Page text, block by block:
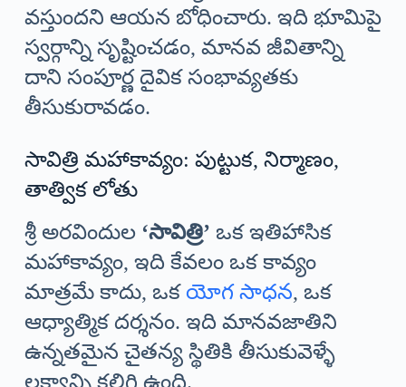
వస్తుందని ఆయన బోధించారు. ఇది భూమిపై
స్వర్గాన్ని సృష్టించడం, మానవ జీవితాన్ని
దాని సంపూర్ణ దైవిక సంభావ్యతకు
తీసుకురావడం.
సావిత్రి మహాకావ్యం: పుట్టుక, నిర్మాణం,
తాత్విక లోతు
శ్రీ అరవిందుల ‘సావిత్రి’ ఒక ఇతిహాసిక
మహాకావ్యం, ఇది కేవలం ఒక కావ్యం
మాత్రమే కాదు, ఒకయోగ సాధన, ఒక
ఆధ్యాత్మిక దర్శనం. ఇది మానవజాతిని
ఉన్నతమైన చైతన్య స్థితికి తీసుకువెళ్ళే
లక్ష్యాన్ని కలిగి ఉంది.